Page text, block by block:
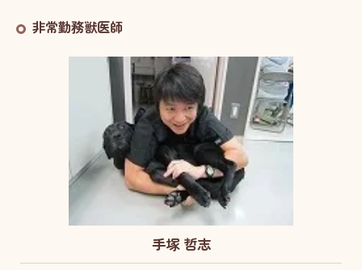
非常勤務獣医師
手塚 哲志